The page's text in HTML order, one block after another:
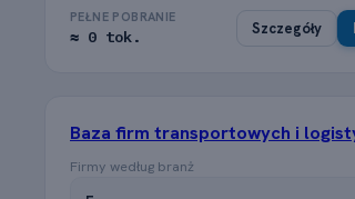
PEŁNE POBRANIE
≈ 0 tok. Szczegóły
Baza firm transportowych i
Firmy według branż